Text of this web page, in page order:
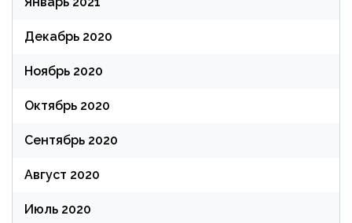
Декабрь 2020
Ноябрь 2020
Октябрь 2020
Сентябрь 2020
Август 2020
Июль 2020